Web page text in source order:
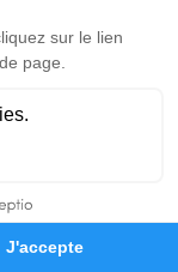
Hommages
hommage
Rue Lavoisier